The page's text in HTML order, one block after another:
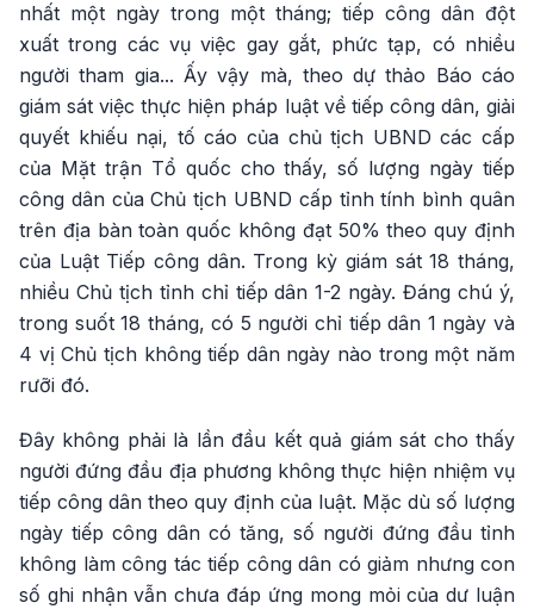
nhất một ngày trong một tháng; tiếp công dân đột
xuất trong các vụ việc gay gắt, phức tạp, có nhiều
người tham gia... Ấy vậy mà, theo dự thảo Báo cáo
giám sát việc thực hiện pháp luật về tiếp công dân, giải
quyết khiếu nại, tố cáo của chủ tịch UBND các cấp
của Mặt trận Tổ quốc cho thấy, số lượng ngày tiếp
công dân của Chủ tịch UBND cấp tỉnh tính bình quân
trên địa bàn toàn quốc không đạt 50% theo quy định
của Luật Tiếp công dân. Trong kỳ giám sát 18 tháng,
nhiều Chủ tịch tỉnh chỉ tiếp dân 1-2 ngày. Đáng chú ý,
trong suốt 18 tháng, có 5 người chỉ tiếp dân 1 ngày và
4 vị Chủ tịch không tiếp dân ngày nào trong một năm
rưỡi đó.
Đây không phải là lần đầu kết quả giám sát cho thấy
người đứng đầu địa phương không thực hiện nhiệm vụ
tiếp công dân theo quy định của luật. Mặc dù số lượng
ngày tiếp công dân có tăng, số người đứng đầu tỉnh
không làm công tác tiếp công dân có giảm nhưng con
số ghi nhận vẫn chưa đáp ứng mong mỏi của dư luận